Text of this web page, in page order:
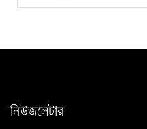
নিউজলেটার